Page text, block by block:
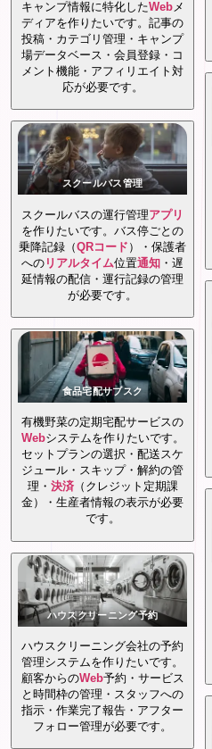
キャンプ情報に特化したWebメ
ディアを作りたいです。記事の
投稿・カテゴリ管理・キャンプ
場データベース・会員登録・コ
メント機能・アフィリエイト対
応が必要です。
スクールバス管理
スクールバスの運行管理アプリ
を作りたいです。バス停ごとの
乗降記録（QRコード ）・保護者
への リアルタイム位置通知 ・遅
延情報の配信・運行記録の管理
が必要です。
食品宅配サブスク
有機野菜の定期宅配サービスの
Webシステムを作りたいです。
セットプランの選択・配送スケ
ジュール・スキップ・解約の管
理・ 決済（クレジット定期課
金）・生産者情報の表示が必要
です。
ハウスクリーニング予約
ハウスクリーニング会社の予約
管理システムを作りたいです。
顧客からのWeb予約・サービス
と時間枠の管理・スタッフへの
指示・作業完了報告・アフター
フォロー管理が必要です。